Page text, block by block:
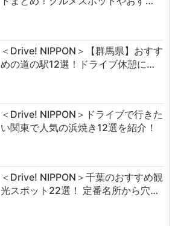
＜Drive! NIPPON＞【群馬県】おすす
めの道の駅12選！ドライブ休憩に…
＜Drive! NIPPON＞ドライブで行きた
い関東で人気の浜焼き12選を紹介！
＜Drive! NIPPON＞千葉のおすすめ観
光スポット22選！ 定番名所から穴…